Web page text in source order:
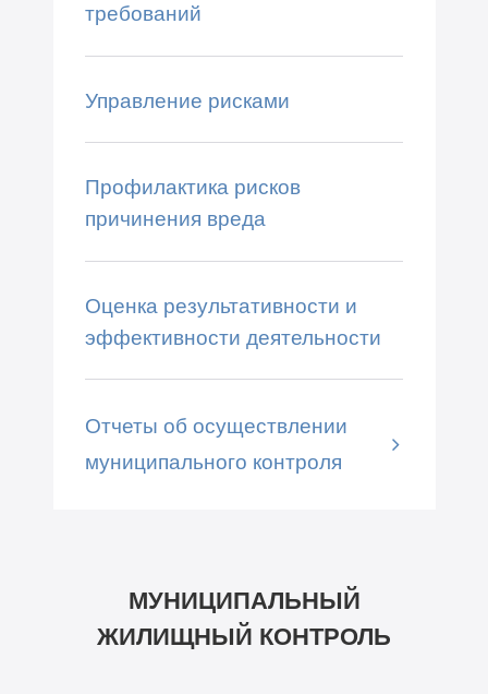
требований
Управление рисками
Профилактика рисков
причинения вреда
Оценка результативности и
эффективности деятельности
Отчеты об осуществлении
муниципального контроля
МУНИЦИПАЛЬНЫЙ
ЖИЛИЩНЫЙ КОНТРОЛЬ